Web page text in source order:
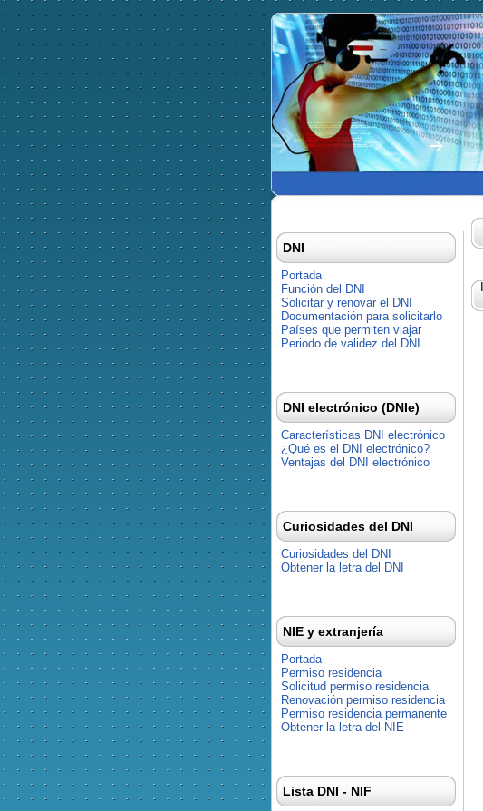
DNI
Portada
Función del DNI
Solicitar y renovar el DNI
Documentación para solicitarlo
Países que permiten viajar
Periodo de validez del DNI
DNI electrónico (DNIe)
Características DNI electrónico
¿Qué es el DNI electrónico?
Ventajas del DNI electrónico
Curiosidades del DNI
Curiosidades del DNI
Obtener la letra del DNI
NIE y extranjería
Portada
Permiso residencia
Solicitud permiso residencia
Renovación permiso residencia
Permiso residencia permanente
Obtener la letra del NIE
Lista DNI - NIF